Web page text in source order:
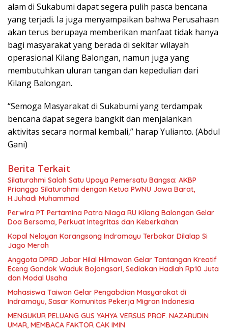
alam di Sukabumi dapat segera pulih pasca bencana
yang terjadi. Ia juga menyampaikan bahwa Perusahaan
akan terus berupaya memberikan manfaat tidak hanya
bagi masyarakat yang berada di sekitar wilayah
operasional Kilang Balongan, namun juga yang
membutuhkan uluran tangan dan kepedulian dari
Kilang Balongan.
“Semoga Masyarakat di Sukabumi yang terdampak
bencana dapat segera bangkit dan menjalankan
aktivitas secara normal kembali,” harap Yulianto. (Abdul
Gani)
Berita Terkait
Silaturahmi Salah Satu Upaya Pemersatu Bangsa: AKBP
Prianggo Silaturahmi dengan Ketua PWNU Jawa Barat,
H.Juhadi Muhammad
Perwira PT Pertamina Patra Niaga RU Kilang Balongan Gelar
Doa Bersama, Perkuat Integritas dan Keberkahan
Kapal Nelayan Karangsong Indramayu Terbakar Dilalap Si
Jago Merah
Anggota DPRD Jabar Hilal Hilmawan Gelar Tantangan Kreatif
Eceng Gondok Waduk Bojongsari, Sediakan Hadiah Rp10 Juta
dan Modal Usaha
Mahasiswa Taiwan Gelar Pengabdian Masyarakat di
Indramayu, Sasar Komunitas Pekerja Migran Indonesia
MENGUKUR PELUANG GUS YAHYA VERSUS PROF. NAZARUDIN
UMAR, MEMBACA FAKTOR CAK IMIN